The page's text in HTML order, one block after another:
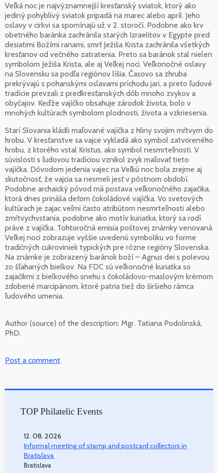
Veľká noc je najvýznamnejší kresťanský sviatok, ktorý ako
jediný pohyblivý sviatok pripadá na marec alebo apríl. Jeho
oslavy v cirkvi sa spomínajú už v 2. storočí. Podobne ako krv
obetného baránka zachránila starých Izraelitov v Egypte pred
desiatimi Božími ranami, smrť Ježiša Krista zachránila všetkých
kresťanov od večného zatratenia. Preto sa baránok stal nielen
symbolom Ježiša Krista, ale aj Veľkej noci. Veľkonočné oslavy
na Slovensku sa podľa regiónov líšia. Časovo sa zhruba
prekrývajú s pohanskými oslavami príchodu jari, a preto ľudové
tradície prevzali z predkresťanských dôb mnoho zvykov a
obyčajov. Keďže vajíčko obsahuje zárodok života, bolo v
mnohých kultúrach symbolom plodnosti, života a vzkriesenia.
Starí Slovania kládli maľované vajíčka z hliny svojim mŕtvym do
hrobu. V kresťanstve sa vajce vykladá ako symbol zatvoreného
hrobu, z ktorého vstal Kristus, ako symbol nesmrteľnosti. V
súvislosti s ľudovou tradíciou vznikol zvyk maľovať tieto
vajíčka. Dôvodom jedenia vajec na Veľkú noc bola zrejme aj
skutočnosť, že vajcia sa nesmeli jesť v pôstnom období.
Podobne archaický pôvod má postava veľkonočného zajačika,
ktorá dnes prináša deťom čokoládové vajíčka. Vo svetových
kultúrach je zajac veľmi často atribútom nesmrteľnosti alebo
zmŕtvychvstania, podobne ako motív kuriatka, ktorý sa rodí
práve z vajíčka. Tohtoročná emisia poštovej známky venovaná
Veľkej noci zobrazuje vyššie uvedenú symboliku vo forme
tradičných cukroviniek typických pre rôzne regióny Slovenska.
Na známke je zobrazený baránok boží – Agnus dei s polevou
zo šľahaných bielkov. Na FDC sú veľkonočné kuriatka so
zajačikmi z bielkového snehu s čokoládovo-maslovým krémom
zdobené marcipánom, ktoré patria tiež do širšieho rámca
ľudového umenia.
Author (source) of the description: Mgr. Tatiana Podolinská,
PhD.
Post a comment
TOP Philatelic Events
12. 08. 2026
Informal meeting of stamp and postcard collectors in
Bratislava
Bratislava